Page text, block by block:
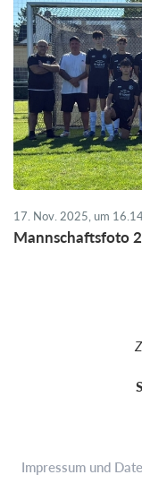
17. Nov. 2025, um
Mannschaftsfoto
Impressum und